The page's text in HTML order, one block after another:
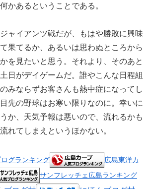
かあるということである。
ャイアンツ戦だが、もはや勝敗に興味
果てるか、あるいは思わぬところから
を見たいと思う。それより、そのあと
日がデイゲームだ。誰やこんな日程組
みならずお客さんも熱中症になってし
先の野球はお寒い限りなのに。幸いに
か、天気予報は悪いので、流れるかも
れてしまえというほかない。
ログランキング
広島東洋カ
サンフレッチェ広島ランキング